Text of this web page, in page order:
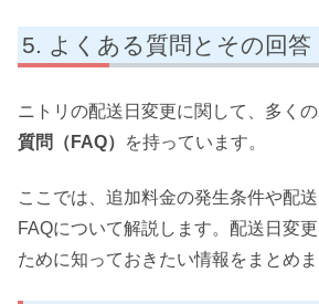
よくある質問とその回答
ニトリの配送日変更に関して、多く
質問（FAQ）
を持っています。
ここでは、追加料金の発生条件や配
FAQについて解説します。配送日変
ために知っておきたい情報をまとめま